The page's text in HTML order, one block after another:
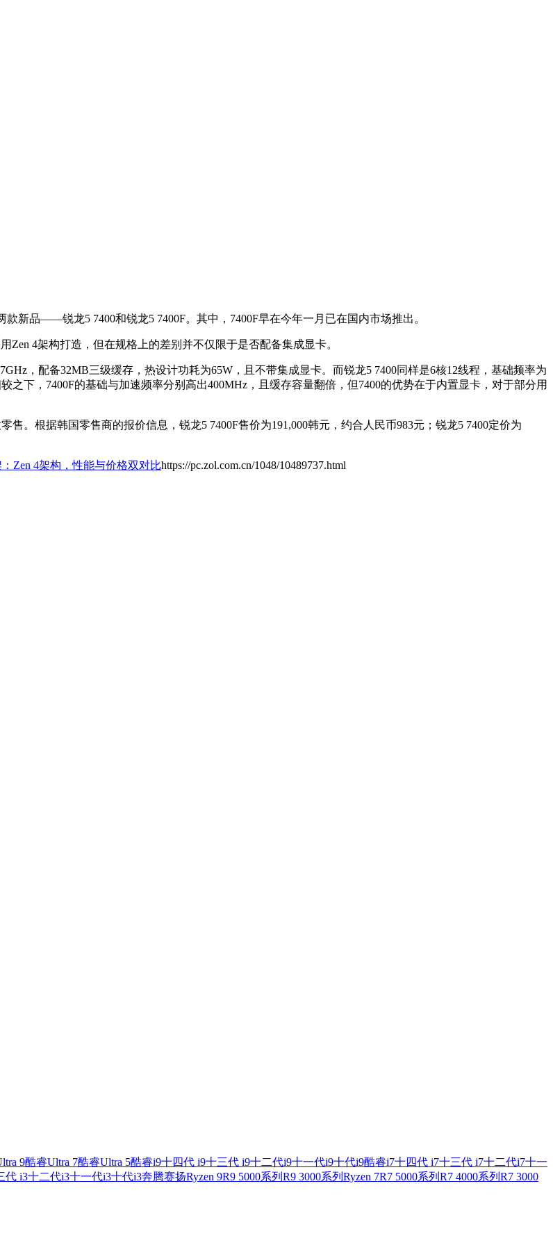
新品——锐龙5 7400和锐龙5 7400F。其中，7400F早在今年一月已在国内市场推出。
Zen 4架构打造，但在规格上的差别并不仅限于是否配备集成显卡。
，配备32MB三级缓存，热设计功耗为65W，且不带集成显卡。而锐龙5 7400同样是6核12线程，基础频率为
之下，7400F的基础与加速频率分别高出400MHz，且缓存容量翻倍，但7400的优势在于内置显卡，对于部分用
售。根据韩国零售商的报价信息，锐龙5 7400F售价为191,000韩元，约合人民币983元；锐龙5 7400定价为
Zen 4架构，性能与价格双对比https://pc.zol.com.cn/1048/10489737.html
9酷睿Ultra 7酷睿Ultra 5酷睿i9十四代 i9十三代 i9十二代i9十一代i9十代i9酷睿i7十四代 i7十三代 i7十二代i7十一
代 i3十二代i3十一代i3十代i3奔腾赛扬Ryzen 9R9 5000系列 R9 3000系列 Ryzen 7R7 5000系列 R7 4000系列 R7 3000